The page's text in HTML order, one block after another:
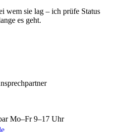
wem sie lag – ich prüfe Status
es geht.
Mo–Fr 9–17 Uhr